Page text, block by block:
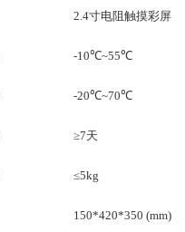
2.4寸电阻触摸彩屏
-10℃~55℃
-20℃~70℃
≥7天
≤5kg
150*420*350 (mm)